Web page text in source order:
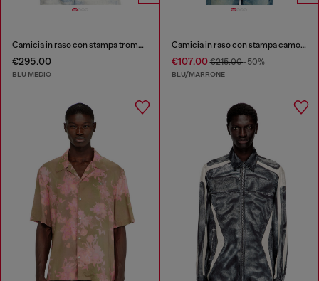
Camicia in raso con stampa trompe-l'oeil denim
€295.00
BLU MEDIO
Camicia in raso con stampa camouflage su tutta la superficie
€107.00€215.00-50%
BLU/MARRONE